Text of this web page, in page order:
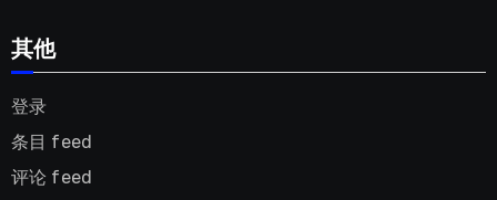
其他
登录
条目 feed
评论 feed